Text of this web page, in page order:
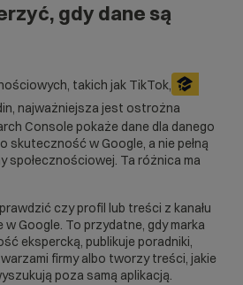
gdy dane są
takich jak TikTok,
najważniejsza jest ostrożna
Console pokaże dane dla danego
skuteczność w Google, a nie pełną
Ta różnica ma
czy profil lub treści z kanału
Google. To przydatne, gdy marka
ekspercką, publikuje poradniki,
firmy albo tworzy treści, jakie
poza samą aplikacją.